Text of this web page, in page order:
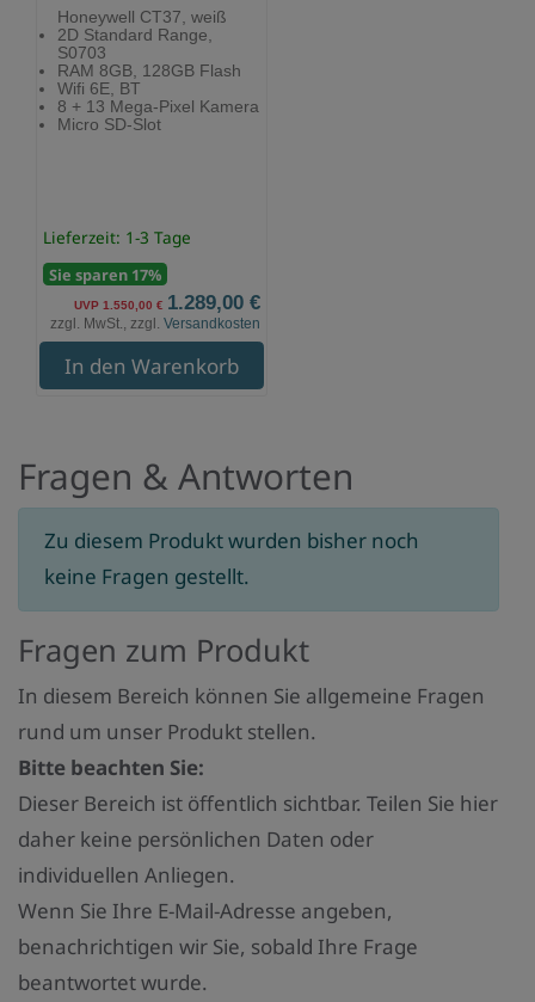
Honeywell CT37, weiß
2D Standard Range,
S0703
RAM 8GB, 128GB Flash
Wifi 6E, BT
8 + 13 Mega-Pixel Kamera
Micro SD-Slot
Lieferzeit: 1-3 Tage
Sie sparen 17%
UVP 1.550,00 € 1.289,00 €
zzgl. MwSt., zzgl. Versandkosten
In den Warenkorb
Fragen & Antworten
Zu diesem Produkt wurden bisher noch
keine Fragen gestellt.
Fragen zum Produkt
In diesem Bereich können Sie allgemeine Fragen
rund um unser Produkt stellen.
Bitte beachten Sie:
Dieser Bereich ist öffentlich sichtbar. Teilen Sie hier
daher keine persönlichen Daten oder
individuellen Anliegen.
Wenn Sie Ihre E-Mail-Adresse angeben,
benachrichtigen wir Sie, sobald Ihre Frage
beantwortet wurde.